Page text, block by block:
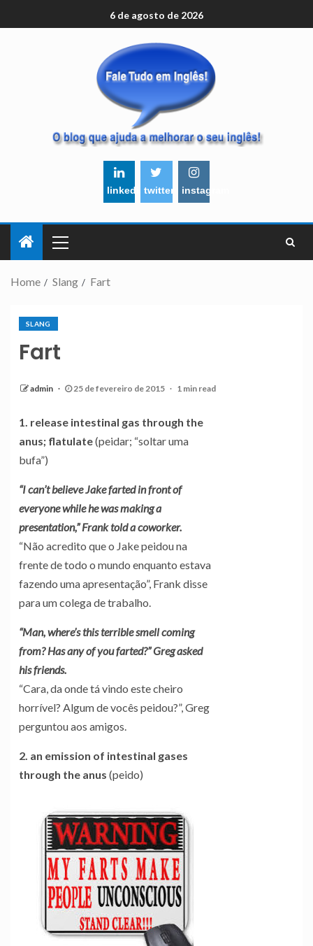
6 de agosto de 2026
linkedintwitter instagram
Home Slang Fart
SLANG
Fart
admin 25 de fevereiro de 2015 1 min read
1. release intestinal gas through the
anus; flatulate(peidar; “soltar uma
bufa”)
“I can’t believe Jake farted in front of
everyone while he was making a
presentation,” Frank told a coworker.
“Não acredito que o Jake peidou na
frente de todo o mundo enquanto estava
fazendo uma apresentação”, Frank disse
para um colega de trabalho.
“Man, where’s this terrible smell coming
from? Has any of you farted?” Greg asked
his friends.
“Cara, da onde tá vindo este cheiro
horrível? Algum de vocês peidou?”, Greg
perguntou aos amigos.
2. an emission of intestinal gases
through the anus (peido)